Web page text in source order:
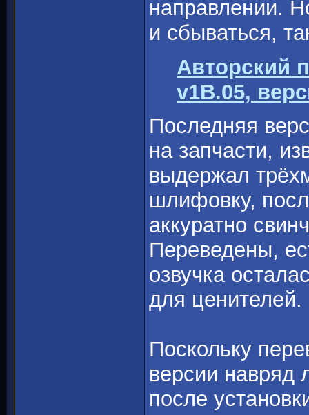
направлении.
и сбываться,
Авторский
v1B.05,
Последняя
на запчасти,
выдержал
шлифовку,
аккуратно
Переведены,
озвучка
для ценителей.
Поскольку
версии навряд
после